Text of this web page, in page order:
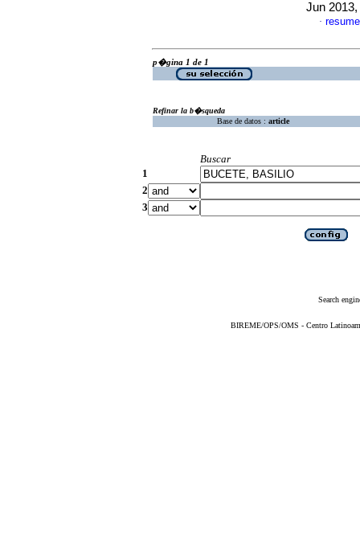
Jun
·
p�gina 1 de 1
Refinar la b�squeda
Base de datos : article
Buscar
1
2
3
Search
BIREME/OPS/OMS - Centro